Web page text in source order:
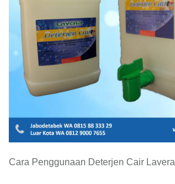
Cara Penggunaan Deterjen Cair Lavera